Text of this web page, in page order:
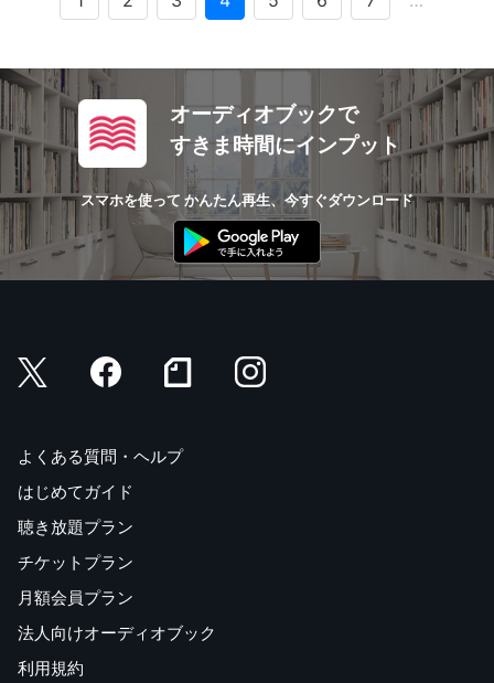
オーディオブックで
すきま時間にインプット
スマホを使って かんたん再生、今すぐダウンロード
よくある質問・ヘルプ
はじめてガイド
聴き放題プラン
チケットプラン
月額会員プラン
法人向けオーディオブック
利用規約